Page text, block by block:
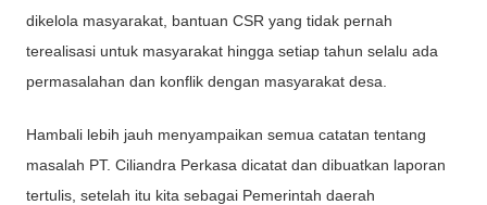
dikelola masyarakat, bantuan CSR yang tidak pernah
terealisasi untuk masyarakat hingga setiap tahun selalu ada
permasalahan dan konflik dengan masyarakat desa.
Hambali lebih jauh menyampaikan semua catatan tentang
masalah PT. Ciliandra Perkasa dicatat dan dibuatkan laporan
tertulis, setelah itu kita sebagai Pemerintah daerah